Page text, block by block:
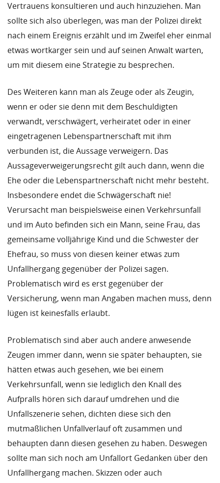
Vertrauens konsultieren und auch hinzuziehen. Man
sollte sich also überlegen, was man der Polizei direkt
nach einem Ereignis erzählt und im Zweifel eher einmal
etwas wortkarger sein und auf seinen Anwalt warten,
um mit diesem eine Strategie zu besprechen.
Des Weiteren kann man als Zeuge oder als Zeugin,
wenn er oder sie denn mit dem Beschuldigten
verwandt, verschwägert, verheiratet oder in einer
eingetragenen Lebenspartnerschaft mit ihm
verbunden ist, die Aussage verweigern. Das
Aussageverweigerungsrecht gilt auch dann, wenn die
Ehe oder die Lebenspartnerschaft nicht mehr besteht.
Insbesondere endet die Schwägerschaft nie!
Verursacht man beispielsweise einen Verkehrsunfall
und im Auto befinden sich ein Mann, seine Frau, das
gemeinsame volljährige Kind und die Schwester der
Ehefrau, so muss von diesen keiner etwas zum
Unfallhergang gegenüber der Polizei sagen.
Problematisch wird es erst gegenüber der
Versicherung, wenn man Angaben machen muss, denn
lügen ist keinesfalls erlaubt.
Problematisch sind aber auch andere anwesende
Zeugen immer dann, wenn sie später behaupten, sie
hätten etwas auch gesehen, wie bei einem
Verkehrsunfall, wenn sie lediglich den Knall des
Aufpralls hören sich darauf umdrehen und die
Unfallszenerie sehen, dichten diese sich den
mutmaßlichen Unfallverlauf oft zusammen und
behaupten dann diesen gesehen zu haben. Deswegen
sollte man sich noch am Unfallort Gedanken über den
Unfallhergang machen. Skizzen oder auch